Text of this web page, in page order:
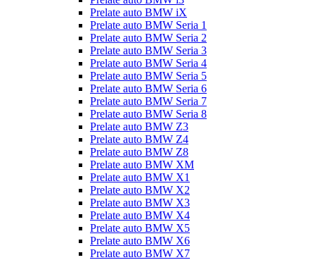
Prelate auto BMW iX
Prelate auto BMW Seria 1
Prelate auto BMW Seria 2
Prelate auto BMW Seria 3
Prelate auto BMW Seria 4
Prelate auto BMW Seria 5
Prelate auto BMW Seria 6
Prelate auto BMW Seria 7
Prelate auto BMW Seria 8
Prelate auto BMW Z3
Prelate auto BMW Z4
Prelate auto BMW Z8
Prelate auto BMW XM
Prelate auto BMW X1
Prelate auto BMW X2
Prelate auto BMW X3
Prelate auto BMW X4
Prelate auto BMW X5
Prelate auto BMW X6
Prelate auto BMW X7